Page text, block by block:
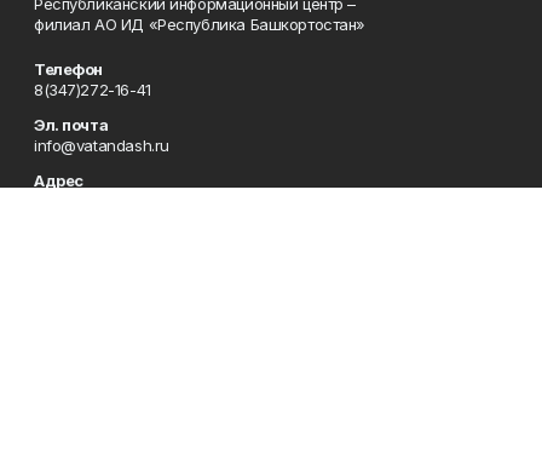
филиал АО ИД «Республика Башкортостан»
Телефон
8(347)272-16-41
Эл. почта
info@vatandash.ru
Адрес